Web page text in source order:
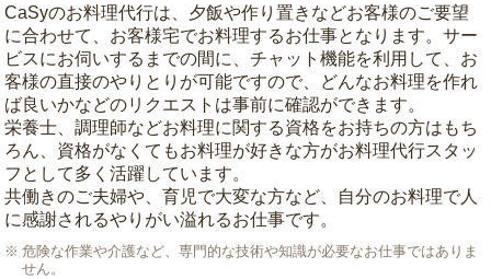
CaSyのお料理代行は、夕飯や作り置きなどお客様のご要望
に合わせて、お客様宅でお料理するお仕事となります。サー
ビスにお伺いするまでの間に、チャット機能を利用して、お
客様の直接のやりとりが可能ですので、どんなお料理を作れ
ば良いかなどのリクエストは事前に確認ができます。
栄養士、調理師などお料理に関する資格をお持ちの方はもち
ろん、資格がなくてもお料理が好きな方がお料理代行スタッ
フとして多く活躍しています。
共働きのご夫婦や、育児で大変な方など、自分のお料理で人
に感謝されるやりがい溢れるお仕事です。
危険な作業や介護など、専門的な技術や知識が必要なお仕事ではありま
せん。